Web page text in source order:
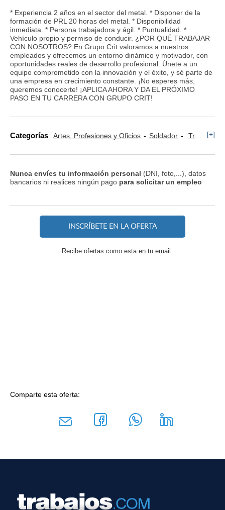
* Experiencia 2 años en el sector del metal. * Disponer de la
formación de PRL 20 horas del metal. * Disponibilidad
inmediata. * Persona trabajadora y ágil. * Puntualidad. *
Vehículo propio y permiso de conducir. ¿POR QUÉ TRABAJAR
CON NOSOTROS? En Grupo Crit valoramos a nuestros
empleados y ofrecemos un entorno dinámico y motivador, con
oportunidades reales de desarrollo profesional. Únete a un
equipo comprometido con la innovación y el éxito, y sé parte de
una empresa en crecimiento constante. ¡No esperes más,
queremos conocerte! ¡APLICA AHORA Y DA EL PRÓXIMO
PASO EN TU CARRERA CON GRUPO CRIT!
Categorías Artes, Profesiones y Oficios Soldador Transporte, Logística y Almacén [+]
Nunca envíes tu información personal (DNI, foto,...), datos
bancarios ni realices ningún pago para solicitar un empleo
INSCRÍBETE EN LA OFERTA
Recibe ofertas como esta en tu email
Comparte esta oferta: